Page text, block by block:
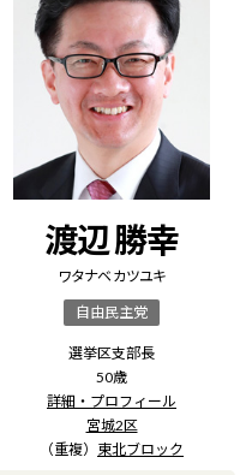
渡辺 勝幸
ワタナベ カツユキ
自由民主党
選挙区支部長
50歳
詳細・プロフィール
宮城2区
（重複） 東北ブロック